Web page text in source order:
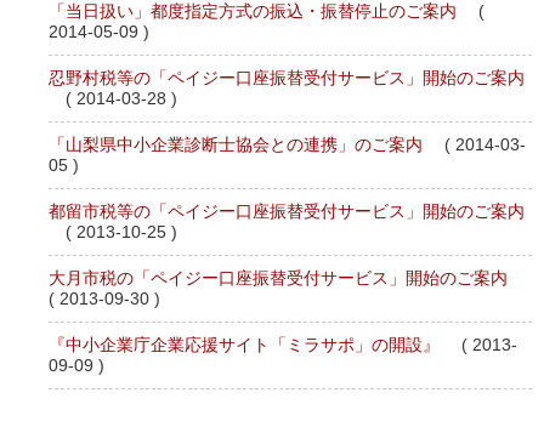
「当日扱い」都度指定方式の振込・振替停止のご案内
(
2014-05-09 )
忍野村税等の「ペイジー口座振替受付サービス」開始のご案内
( 2014-03-28 )
「山梨県中小企業診断士協会との連携」のご案内
( 2014-03-
05 )
都留市税等の「ペイジー口座振替受付サービス」開始のご案内
( 2013-10-25 )
大月市税の「ペイジー口座振替受付サービス」開始のご案内
( 2013-09-30 )
『中小企業庁企業応援サイト「ミラサポ」の開設』
( 2013-
09-09 )